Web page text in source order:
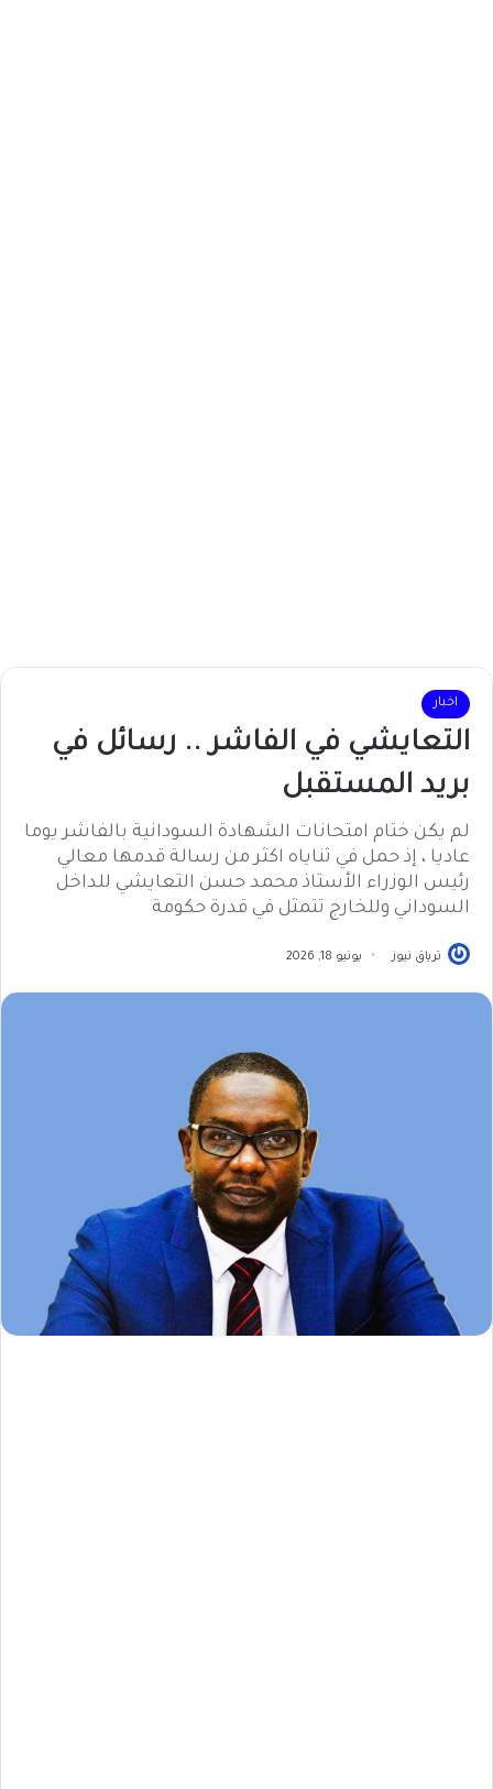
اخبار
التعايشي في الفاشر .. رسائل في
بريد المستقبل
لم يكن ختام امتحانات الشهادة السودانية بالفاشر يوما
عاديا ، إذ حمل في ثناياه اكثر من رسالة قدمها معالي
رئيس الوزراء الأستاذ محمد حسن التعايشي للداخل
السوداني وللخارج تتمثل في قدرة حكومة
ترياق نيوز يونيو 18, 2026